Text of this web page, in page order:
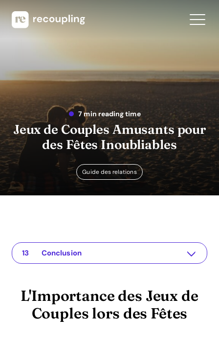
7 min reading time
Jeux de Couples Amusants pour
des Fêtes Inoubliables
Guide des relations
L'Importance des Jeux de Couples lors des Fêtes
The app for your relationship
Jeux Créatifs pour Couples lors des Fêtes
1. Jeux de Questions
2. Vérités ou Défis
3. Jeux de Rôles
Explications Techniques et Exemples Pratiques
Avantages du ROI des Jeux de Couples
FAQ sur les Jeux de Couples lors des Fêtes
Quels sont les meilleurs jeux pour couples lors des fêtes ?
Comment les couples peuvent-ils bénéficier de l'Application Recoupling ?
Les jeux sont-ils vraiment utiles pour les relations ?
Conclusion
L'Importance des Jeux de
Couples lors des Fêtes